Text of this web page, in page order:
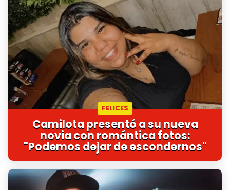
FELICES
Camilota presentó a su nueva
novia con romántica fotos:
"Podemos dejar de escondernos"